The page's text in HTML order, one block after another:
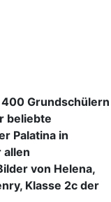
Grundschülern
beliebte
Palatina in
allen
von Helena,
Klasse 2c der